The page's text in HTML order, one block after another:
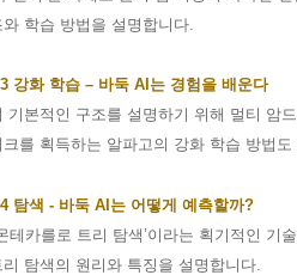
학습 방법을 설명합니다.
강화 학습 – 바둑 AI 는 경험을 배운다
기본적인 구조를 설명하기 위해 멀티 암
크를 획득하는 알파고의 강화 학습 방법도
탐색 - 바둑 AI 는 어떻게 예측할까?
테카를로 트리 탐색’이라는 획기적인 기
탐색의 원리와 특징을 설명합니다.